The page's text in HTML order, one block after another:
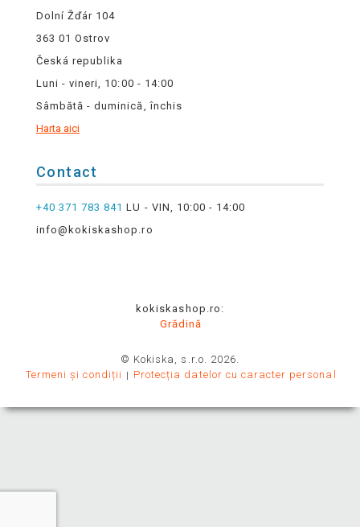
Dolní Žďár 104
363 01 Ostrov
Česká republika
Luni - vineri, 10:00 - 14:00
Sâmbătă - duminică, închis
Harta aici
Contact
+40 371 783 841 LU - VIN, 10:00 - 14:00
info@kokiskashop.ro
kokiskashop.ro:
Grădină
© Kokiska, s.r.o. 2026.
Termeni și condiții
Protecția datelor cu caracter personal